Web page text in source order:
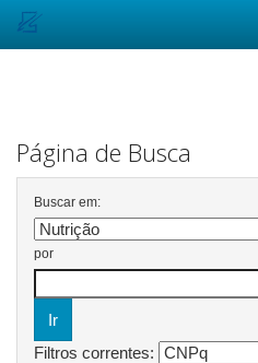
Página de Busca
Buscar em:
por
Filtros correntes: